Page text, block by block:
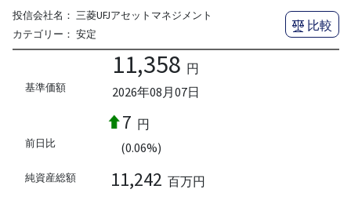
投信会社名： 三菱UFJアセットマネジメント
カテゴリー： 安定
比較
基準価額
11,358 円
2026年08月07日
前日比
7 円
(0.06%)
純資産総額 11,242 百万円